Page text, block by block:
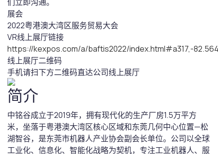
展会
2022粤港澳大湾区服务贸易大会
VR线上展厅链接
https://kexpos.com/a/baftis2022/index.html#a317,-
线上展厅二维码
手机请扫下方二维码直达公司线上展厅
简介
中铭谷成立于2019年，拥有现代化的生产厂房1.5万平方
米，坐落于粤港澳大湾区核心区域和东莞几何中心位置—松
湖智谷，是东莞市机器人产业协会副会长单位。公司以全球
工业化、信息化、智能化战略为契机，专注工业机器人、服